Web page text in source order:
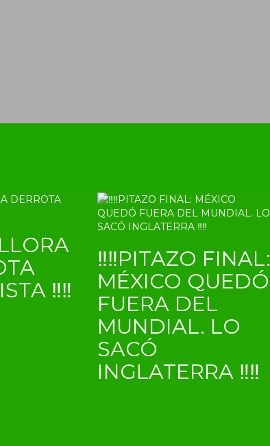
‼‼
‼‼PITAZO FINAL:
MÉXICO QUEDÓ
FUERA DEL
MUNDIAL. LO
SACÓ
INGLATERRA ‼‼